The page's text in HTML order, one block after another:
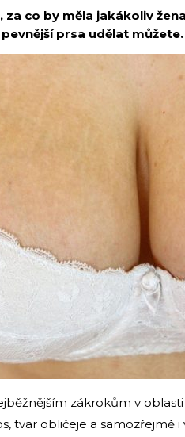
za co by měla jakákoliv
prsa udělat můžete.
zákrokům v
tvar obličeje a samozřejmě i